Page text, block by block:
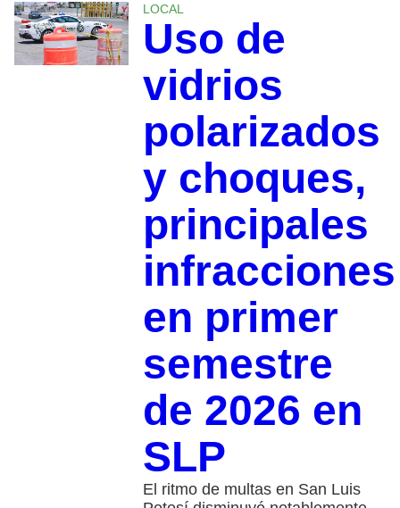
LOCAL
Uso de
vidrios
polarizados
y choques,
principales
infracciones
en primer
semestre
de 2026 en
SLP
El ritmo de multas en San Luis